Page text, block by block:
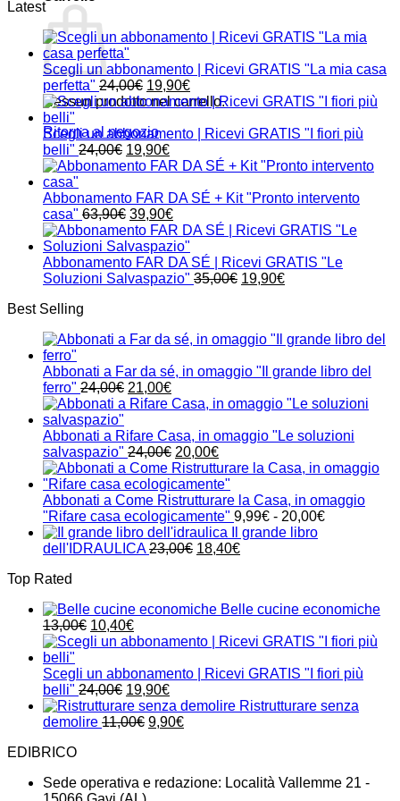
Nessun prodotto nel carrello.
Ritorna al negozio
Latest
Scegli un abbonamento | Ricevi GRATIS "La mia casa
perfetta" 24,00€ Il
prezzo
era:
24,00€.
19,90€Il
prezzo
è:
Scegli un abbonamento | Ricevi GRATIS "I fiori più
belli" 24,00€ Il
prezzo
era:
24,00€.
19,90€Il
prezzo
è:
19,90€.
Abbonamento FAR DA SÉ + Kit "Pronto intervento
casa" 63,90€ Il
prezzo
originale
era:
63,90€.
39,90€Il
prezzo
attuale
è:
39,90€.
Abbonamento FAR DA SÉ | Ricevi GRATIS "Le
Soluzioni Salvaspazio" 35,00€ Il
35,00€.
19,90€Il
19,90€.
Best Selling
Abbonati a Far da sé, in omaggio "Il grande libro del
ferro" 24,00€ Il
prezzo
era:
24,00€.
21,00€Il
prezzo
è:
21,00€.
Abbonati a Rifare Casa, in omaggio "Le soluzioni
salvaspazio" 24,00€ Il
prezzo
originale
era:
24,00€.
20,00€Il
prezzo
attuale
è:
20,00€.
Abbonati a Come Ristrutturare la Casa, in omaggio
"Rifare casa ecologicamente" 9,99€ - 20,00€Fascia
20,00€
Il grande libro
dell'IDRAULICA 23,00€ Il
23,00€.
18,40€Il
18,40€.
Top Rated
Belle cucine economiche
13,00€ Il
prezzo
era:
13,00€.
10,40€Il
prezzo
è:
10,40€.
Scegli un abbonamento | Ricevi GRATIS "I fiori più
belli" 24,00€ Il
prezzo
originale
19,90€Il
prezzo
attuale
Ristrutturare senza
demolire 11,00€ Il
11,00€.
9,90€Il
9,90€.
EDIBRICO
Sede operativa e redazione: Località Vallemme 21 -